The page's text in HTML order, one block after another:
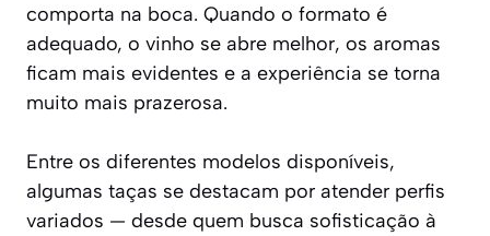
comporta na boca. Quando o formato é
adequado, o vinho se abre melhor, os aromas
ficam mais evidentes e a experiência se torna
muito mais prazerosa.
Entre os diferentes modelos disponíveis,
algumas taças se destacam por atender perfis
variados — desde quem busca sofisticação à